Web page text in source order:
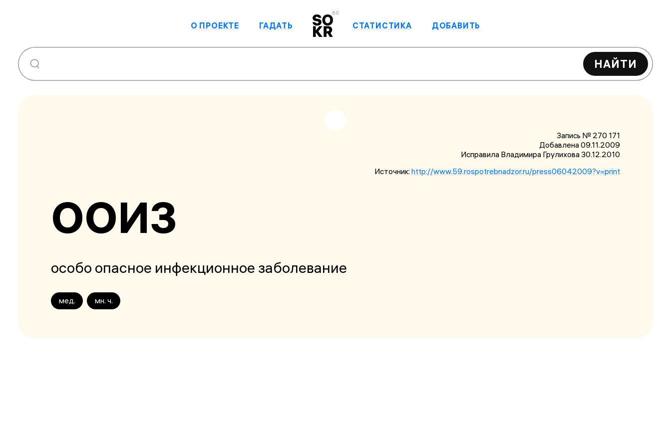
6.0
О ПРОЕКТЕ ГАДАТЬ СТАТИСТИКА ДОБАВИТЬ
НАЙТИ
Запись № 270 171
Добавлена 09.11.2009
Исправила Владимира Грулихова30.12.2010
Источник: http://www.59.rospotrebnadzor.ru/press06042009?v=print
ООИЗ
особо опасное инфекционное заболевание
мед. мн. ч.